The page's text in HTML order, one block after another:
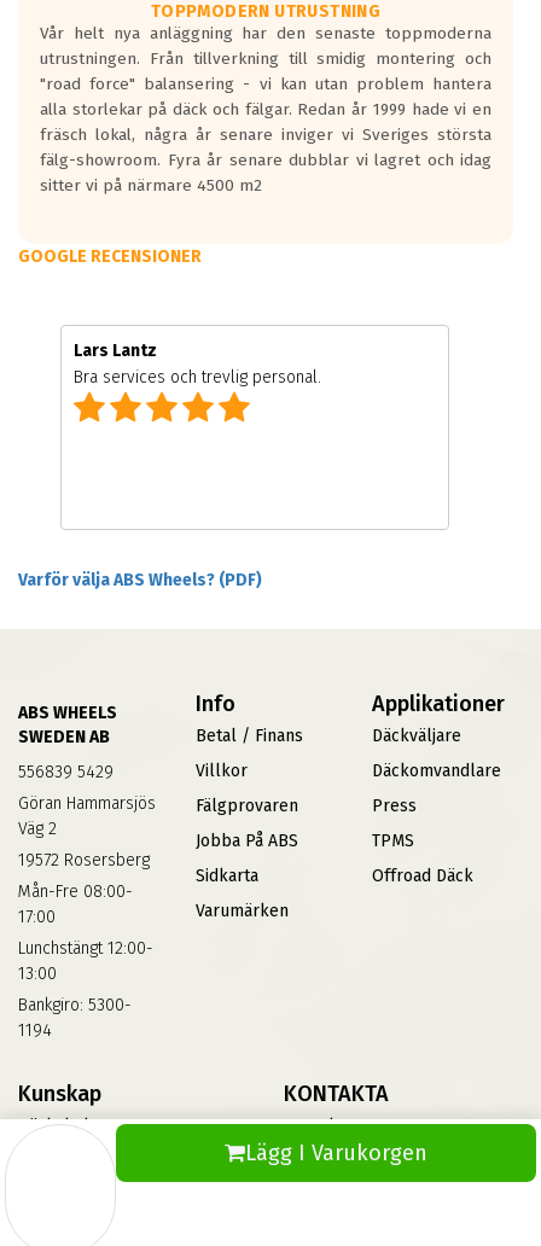
Lägg I Varukorgen
TOPPMODERN UTRUSTNING
Vår helt nya anläggning har den senaste toppmoderna
utrustningen. Från tillverkning till smidig montering och
"road force" balansering - vi kan utan problem hantera
alla storlekar på däck och fälgar. Redan år 1999 hade vi en
fräsch lokal, några år senare inviger vi Sveriges största
fälg-showroom. Fyra år senare dubblar vi lagret och idag
sitter vi på närmare 4500 m2
GOOGLE RECENSIONER
Lars Lantz
Bra services och trevlig personal.
Varför välja ABS Wheels? (PDF)
ABS WHEELS
SWEDEN AB
556839 5429
Göran Hammarsjös
Väg 2
19572 Rosersberg
Mån-Fre 08:00-
17:00
Lunchstängt 12:00-
13:00
Bankgiro: 5300-
1194
Info
Betal / Finans
Villkor
Fälgprovaren
Jobba På ABS
Sidkarta
Varumärken
Applikationer
Däckväljare
Däckomvandlare
Press
TPMS
Offroad Däck
Kunskap
Däckskola
Informationsbank Av Däck
KONTAKTA
Kontakta Oss
Vinterdäck